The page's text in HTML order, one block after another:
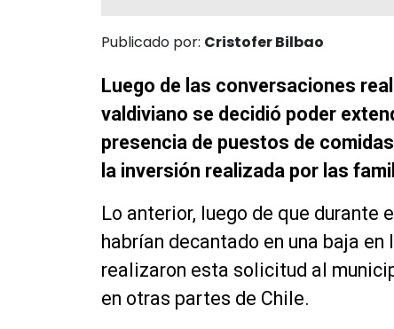
Publicado por: Cristofer Bilbao
Luego de las conversaciones
valdiviano se decidió poder
presencia de puestos de
la inversión realizada por las
Lo anterior, luego de que durante
habrían decantado en una baja
realizaron esta solicitud al
en otras partes de Chile.